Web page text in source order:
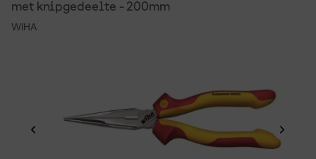
met knipgedeelte - 200mm
WIHA